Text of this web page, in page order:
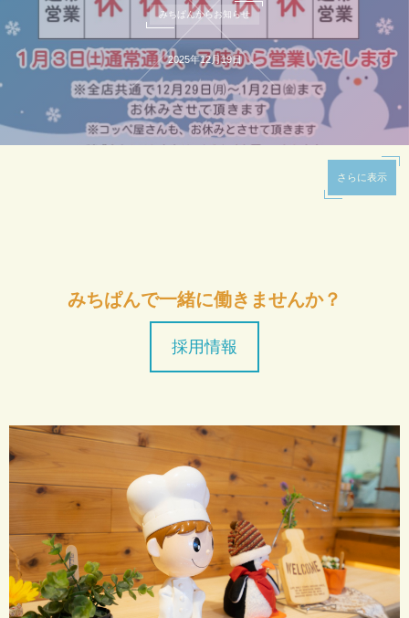
みちぱんからお知らせ
2025年12月19日
さらに表示
みちぱんで一緒に働きませんか？
採用情報